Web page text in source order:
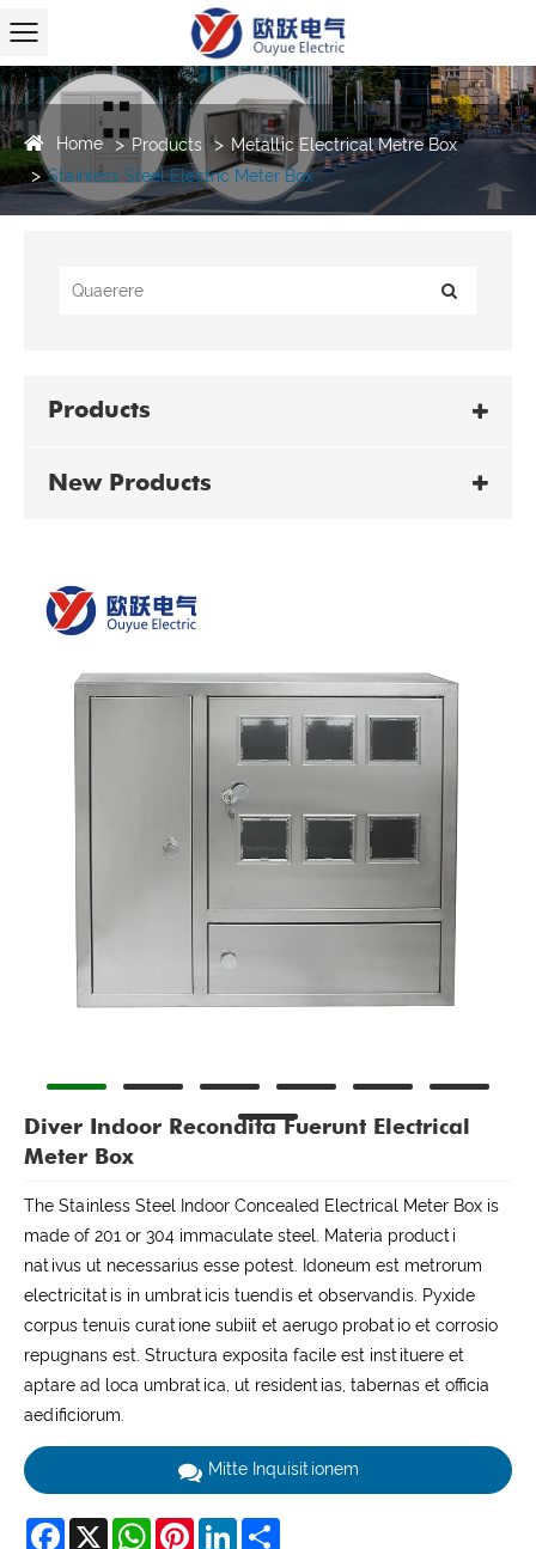
Home Products
Metallic Electrical Metre Box
Stainless Steel Electric Meter Box
Products
New Products
Diver Indoor Recondita Fuerunt Electrical
Meter Box
The Stainless Steel Indoor Concealed Electrical Meter Box is
made of 201 or 304 immaculate steel. Materia producti
nativus ut necessarius esse potest. Idoneum est metrorum
electricitatis in umbraticis tuendis et observandis. Pyxide
corpus tenuis curatione subiit et aerugo probatio et corrosio
repugnans est. Structura exposita facile est instituere et
aptare ad loca umbratica, ut residentias, tabernas et officia
aedificiorum.
Mitte Inquisitionem
Facebook
X WhatsAppPinterestLinkedIn